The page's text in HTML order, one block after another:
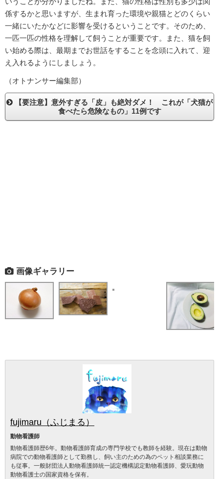
係するかと思いますが、生まれ育った環境や親猫とどのくらい
一緒にいたかなどに影響を受けるということです。そのため、
一匹一匹の性格を理解して飼うことが重要です。また、猫を飼
い始める際は、最期までお世話をすることを念頭に入れて、迎
え入れるようにしましょう。
（オトナンサー編集部）
【要注意】意外すぎる「皮」も絶対ダメ！ これが「犬猫が
食べたら危険なもの」11例です
画像ギャラリー
fujimaru（ふじまる）
動物看護師
動物看護師歴6年。動物看護師育成の専門学校でも教師を経験。現在は動物
病院での動物看護師として勤務し、飼い主のための為のペット相談業務に
も従事。一般財団法人動物看護師統一認定機構認定動物看護師、愛玩動物
動物看護士の国家資格を保有。